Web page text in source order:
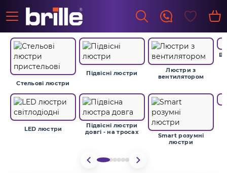
Стельові люстри
LED люстри
Підвісні люстри
Підвісні люстри
довгі - на тросах
Люстри з
вентилятором
Smart розумні
люстри